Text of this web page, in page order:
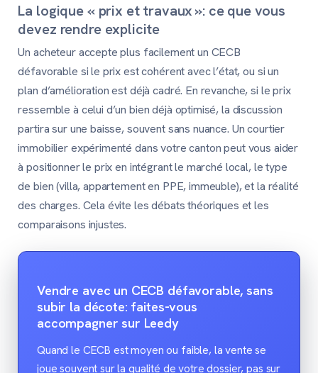
La logique « prix et travaux »: ce que vous
devez rendre explicite
Un acheteur accepte plus facilement un CECB
défavorable si le prix est cohérent avec l’état, ou si un
plan d’amélioration est déjà cadré. En revanche, si le prix
ressemble à celui d’un bien déjà optimisé, la discussion
partira sur une baisse, souvent sans nuance. Un courtier
immobilier expérimenté dans votre canton peut vous aider
à positionner le prix en intégrant le marché local, le type
de bien (villa, appartement en PPE, immeuble), et la réalité
des charges. Cela évite les débats théoriques et les
comparaisons injustes.
Vendre avec un CECB défavorable, sans
subir la décote: faites-vous
accompagner sur Leedy
Quand le CECB est moyen ou faible, la vente se
joue souvent sur la qualité de votre dossier, pas sur